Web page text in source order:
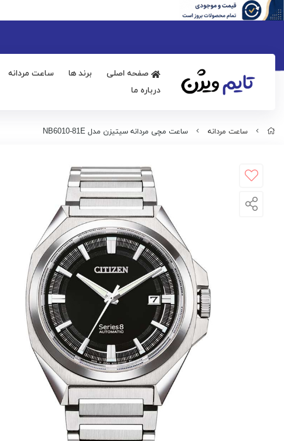
صفحه اصلی برند ها ساعت مردانه
درباره ما
ساعت مردانه ساعت مچی مردانه سیتیزن مدل NB6010-81E